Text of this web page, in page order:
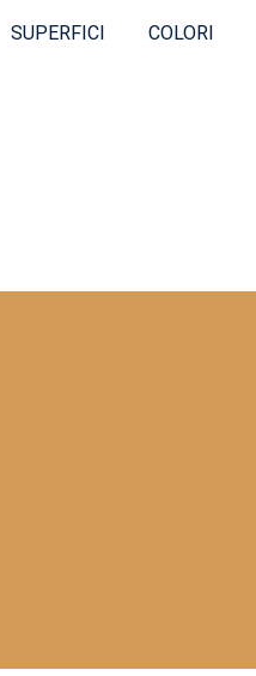
SUPERFICI COLORI